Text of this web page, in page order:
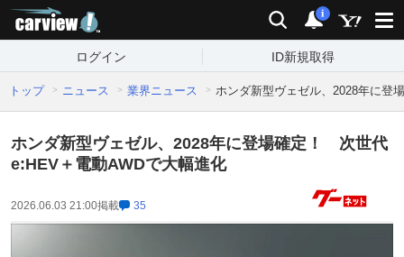
検索 通知
i
ログイン ID新規取得
トップ ニュース 業界ニュース ホンダ新型ヴェゼル、2028年に登
ホンダ新型ヴェゼル、2028年に登場確定！ 次世代
e:HEV＋電動AWDで大幅進化
2026.06.03 21:00掲載 35